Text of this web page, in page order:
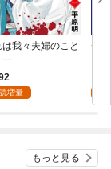
は我々夫婦のこと
一
増量
チ
冊
もっと見る